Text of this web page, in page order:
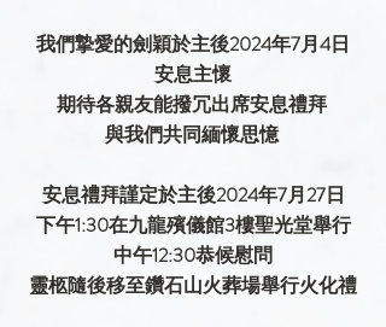
我們摯愛的劍穎於主後2024年7月4日
安息主懷
期待各親友能撥冗出席安息禮拜
與我們共同緬懷思憶
安息禮拜謹定於主後2024年7月27日
下午1:30在九龍殯儀館3樓聖光堂舉行
中午12:30恭候慰問
靈柩隨後移至鑽石山火葬場舉行火化禮